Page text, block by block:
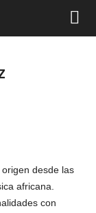
desde las
africana.
con